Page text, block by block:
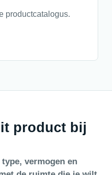
productcatalogus.
product bij
vermogen en